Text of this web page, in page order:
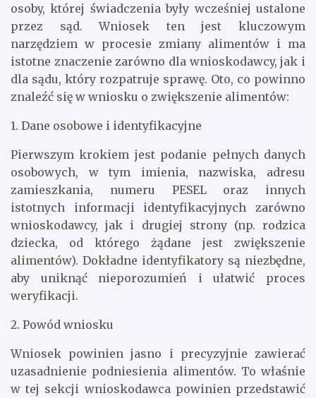
osoby, której świadczenia były wcześniej ustalone
przez sąd. Wniosek ten jest kluczowym
narzędziem w procesie zmiany alimentów i ma
istotne znaczenie zarówno dla wnioskodawcy, jak i
dla sądu, który rozpatruje sprawę. Oto, co powinno
znaleźć się w wniosku o zwiększenie alimentów:
1. Dane osobowe i identyfikacyjne
Pierwszym krokiem jest podanie pełnych danych
osobowych, w tym imienia, nazwiska, adresu
zamieszkania, numeru PESEL oraz innych
istotnych informacji identyfikacyjnych zarówno
wnioskodawcy, jak i drugiej strony (np. rodzica
dziecka, od którego żądane jest zwiększenie
alimentów). Dokładne identyfikatory są niezbędne,
aby uniknąć nieporozumień i ułatwić proces
weryfikacji.
2. Powód wniosku
Wniosek powinien jasno i precyzyjnie zawierać
uzasadnienie podniesienia alimentów. To właśnie
w tej sekcji wnioskodawca powinien przedstawić